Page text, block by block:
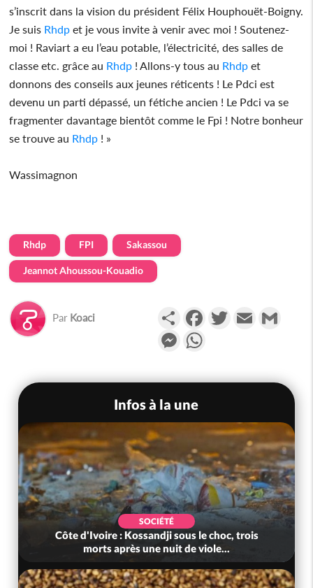
s’inscrit dans la vision du président Félix Houphouët-Boigny.
Je suis Rhdp et je vous invite à venir avec moi ! Soutenez-
moi ! Raviart a eu l’eau potable, l’électricité, des salles de
classe etc. grâce au Rhdp ! Allons-y tous au Rhdp et
donnons des conseils aux jeunes réticents ! Le Pdci est
devenu un parti dépassé, un fétiche ancien ! Le Pdci va se
fragmenter davantage bientôt comme le Fpi ! Notre bonheur
se trouve au Rhdp ! »
Wassimagnon
Rhdp FPI Sakassou
Jeannot Ahoussou-Kouadio
Par Koaci PartagerFacebookTwitterEmail
Messenger
Infos à la une
SOCIÉTÉ
Côte d'Ivoire : Kossandji sous le choc, trois
morts après une nuit de viole...